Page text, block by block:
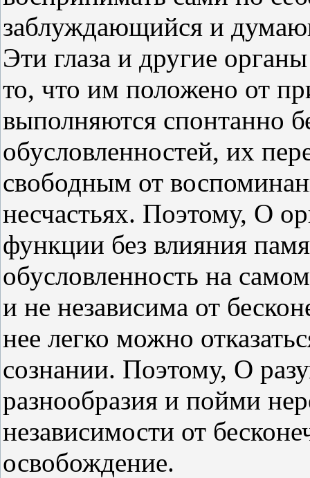
заблуждающийся и
Эти глаза и другие
то, что им положено от
выполняются спонтанно
обусловленностей, их
свободным от
несчастьях. Поэтому, О
функции без влияния
обусловленность на
и не независима от
нее легко можно
сознании. Поэтому, О
разнообразия и пойми
независимости от
освобождение.